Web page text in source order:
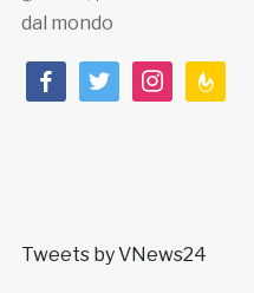
dal mondo
facebooktwitterinstagram
Tweets by VNews24